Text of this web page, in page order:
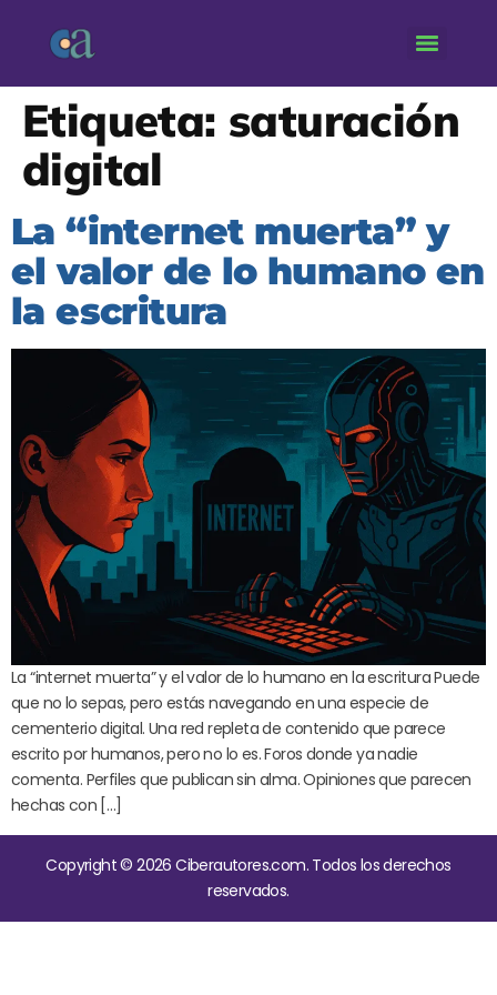
Etiqueta: saturación
digital
La “internet muerta” y
el valor de lo humano en
la escritura
La “internet muerta” y el valor de lo humano en la escritura Puede
que no lo sepas, pero estás navegando en una especie de
cementerio digital. Una red repleta de contenido que parece
escrito por humanos, pero no lo es. Foros donde ya nadie
comenta. Perfiles que publican sin alma. Opiniones que parecen
hechas con […]
Copyright © 2026 Ciberautores.com. Todos los derechos
reservados.